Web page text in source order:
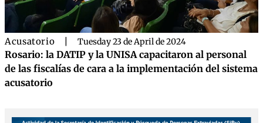
Acusatorio Tuesday 23 de April de 2024
Rosario: la DATIP y la UNISA capacitaron al personal
de las fiscalías de cara a la implementación del sistema
acusatorio